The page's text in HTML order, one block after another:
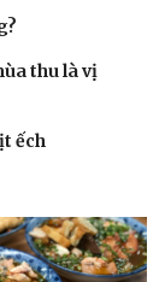
thu là vị
ếch